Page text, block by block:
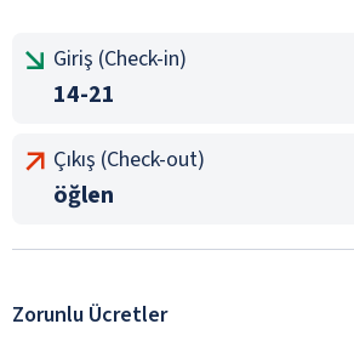
Giriş (Check-in)
14-21
Çıkış (Check-out)
öğlen
Zorunlu Ücretler